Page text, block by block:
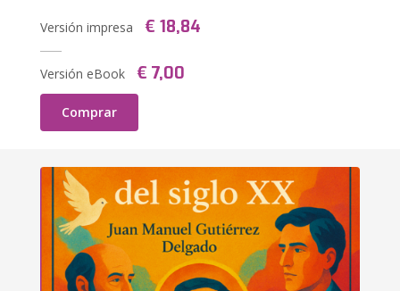
Versión impresa € 18,84
Versión eBook € 7,00
Comprar